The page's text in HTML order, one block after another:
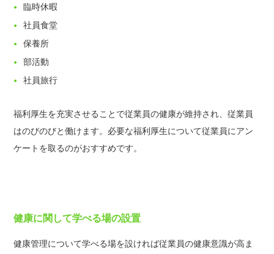
臨時休暇
社員食堂
保養所
部活動
社員旅行
福利厚生を充実させることで従業員の健康が維持され、従業員
はのびのびと働けます。必要な福利厚生について従業員にアン
ケートを取るのがおすすめです。
健康に関して学べる場の設置
健康管理について学べる場を設ければ従業員の健康意識が高ま